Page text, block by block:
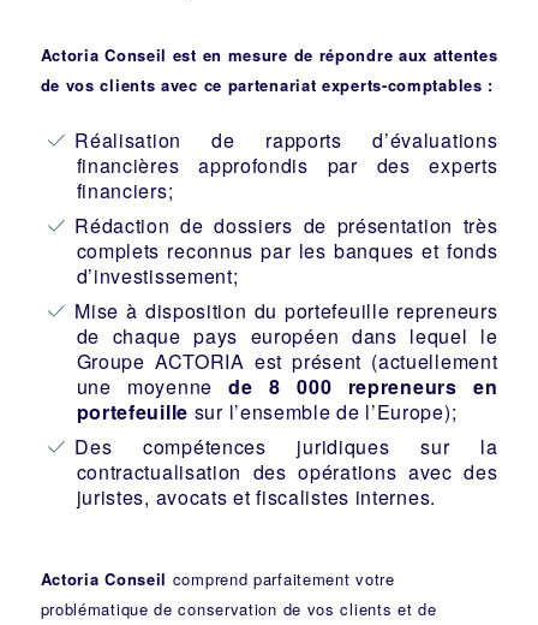
Actoria Conseil est en mesure de répondre aux attentes
de vos clients avec ce partenariat experts-comptables :
Réalisation de rapports d’évaluations
financières approfondis par des experts
financiers;
Rédaction de dossiers de présentation très
complets reconnus par les banques et fonds
d’investissement;
Mise à disposition du portefeuille repreneurs
de chaque pays européen dans lequel le
Groupe ACTORIA est présent (actuellement
une moyennede 8 000 repreneurs en
portefeuille sur l’ensemble de l’Europe);
Des compétences juridiques sur la
contractualisation des opérations avec des
juristes, avocats et fiscalistes internes.
Actoria Conseil comprend parfaitement votre
problématique de conservation de vos clients et de